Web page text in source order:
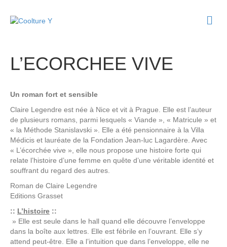
L’ECORCHEE VIVE
Un roman fort et sensible
Claire Legendre est née à Nice et vit à Prague. Elle est l’auteur
de plusieurs romans, parmi lesquels « Viande », « Matricule » et
« la Méthode Stanislavski ». Elle a été pensionnaire à la Villa
Médicis et lauréate de la Fondation Jean-luc Lagardère. Avec
« L’écorchée vive », elle nous propose une histoire forte qui
relate l’histoire d’une femme en quête d’une véritable identité et
souffrant du regard des autres.
Roman de Claire Legendre
Editions Grasset
:: L’histoire ::
» Elle est seule dans le hall quand elle découvre l’enveloppe
dans la boîte aux lettres. Elle est fébrile en l’ouvrant. Elle s’y
attend peut-être. Elle a l’intuition que dans l’enveloppe, elle ne